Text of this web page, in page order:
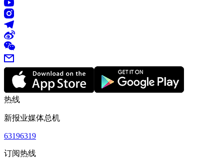
热线
新报业媒体总机
63196319
订阅热线